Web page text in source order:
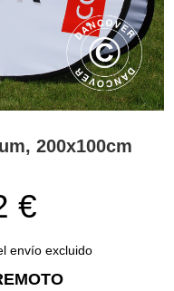
200x100cm
€
envío excluido